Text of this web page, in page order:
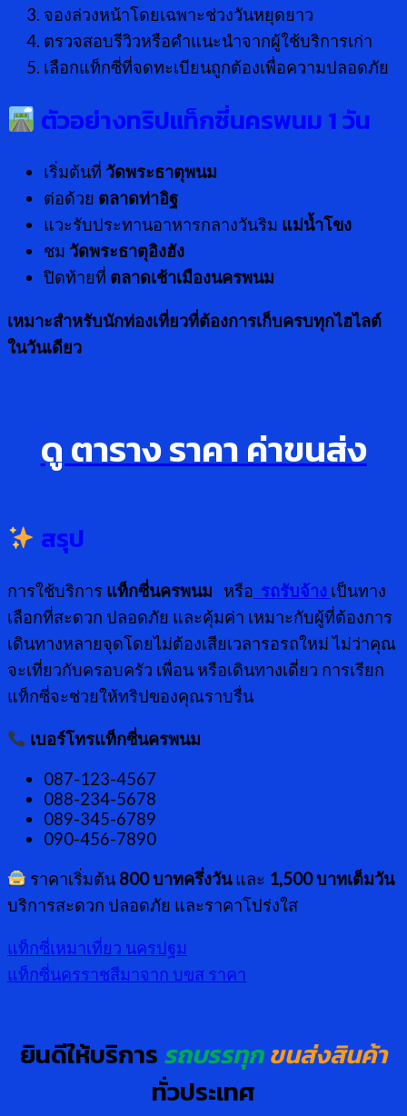
จองล่วงหน้าโดยเฉพาะช่วงวันหยุดยาว
ตรวจสอบรีวิวหรือคำแนะนำจากผู้ใช้บริการเก่า
เลือกแท็กซี่ที่จดทะเบียนถูกต้องเพื่อความปลอดภัย
ตัวอย่างทริปแท็กซี่นครพนม 1 วัน
เริ่มต้นที่ วัดพระธาตุพนม
ต่อด้วย ตลาดท่าอิฐ
แวะรับประทานอาหารกลางวันริม แม่น้ำโขง
ชม วัดพระธาตุอิงฮัง
ปิดท้ายที่ ตลาดเช้าเมืองนครพนม
เหมาะสำหรับนักท่องเที่ยวที่ต้องการเก็บครบทุกไฮไลต์
ในวันเดียว
ดู ตาราง ราคา ค่าขนส่ง
สรุป
การใช้บริการ แท็กซี่นครพนม หรือ รถรับจ้าง เป็นทาง
เลือกที่สะดวก ปลอดภัย และคุ้มค่า เหมาะกับผู้ที่ต้องการ
เดินทางหลายจุดโดยไม่ต้องเสียเวลารอรถใหม่ ไม่ว่าคุณ
จะเที่ยวกับครอบครัว เพื่อน หรือเดินทางเดี่ยว การเรียก
แท็กซี่จะช่วยให้ทริปของคุณราบรื่น
เบอร์โทรแท็กซี่นครพนม
087-123-4567
088-234-5678
089-345-6789
090-456-7890
ราคาเริ่มต้น 800 บาทครึ่งวันและ 1,500 บาทเต็มวัน
บริการสะดวก ปลอดภัย และราคาโปร่งใส
แท็กซี่เหมาเที่ยว นครปฐม
แท็กซี่นครราชสีมาจาก บขส ราคา
ยินดีให้บริการรถบรรทุกขนส่งสินค้า
ทั่วประเทศ